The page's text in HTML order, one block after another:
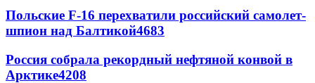
Польские F-16 перехватили российский самолет-
шпион над Балтикой4683
Россия собрала рекордный нефтяной конвой в
Арктике4208